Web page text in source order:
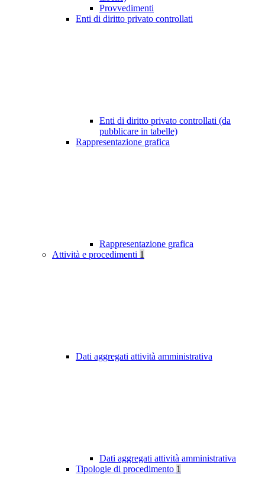
Provvedimenti
Enti di diritto privato controllati
Enti di diritto privato controllati (da
pubblicare in tabelle)
Rappresentazione grafica
Rappresentazione grafica
Attività e procedimenti 1
Dati aggregati attività amministrativa
Dati aggregati attività amministrativa
Tipologie di procedimento 1